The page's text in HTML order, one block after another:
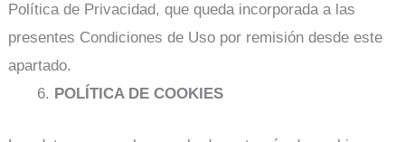
Política de Privacidad, que queda incorporada a las
presentes Condiciones de Uso por remisión desde este
apartado.
POLÍTICA DE COOKIES